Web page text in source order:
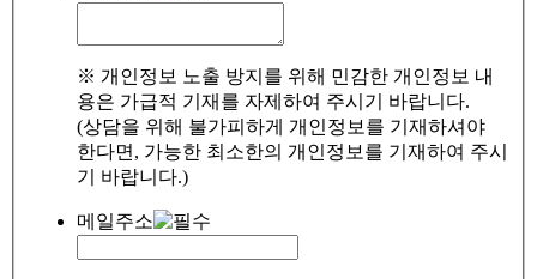
※ 개인정보 노출 방지를 위해 민감한 개인정보 내
용은 가급적 기재를 자제하여 주시기 바랍니다.
(상담을 위해 불가피하게 개인정보를 기재하셔야
한다면, 가능한 최소한의 개인정보를 기재하여 주시
기 바랍니다.)
메일주소